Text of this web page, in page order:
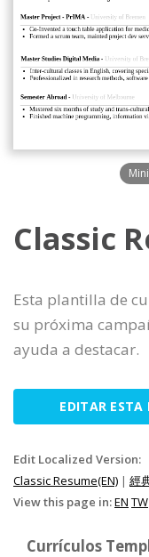
Classic
Esta plantilla de
su próxima
ayuda a destacar.
EDITAR
Edit Localized Version:
Classic Resume(EN) | 經
View this page in:EN TW
Currículos